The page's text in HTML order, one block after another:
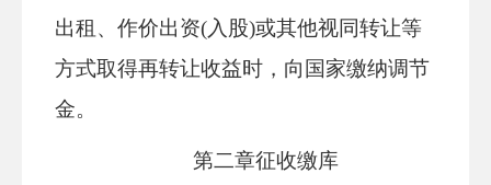
出租、作价出资(入股)或其他视同转让等
方式取得再转让收益时，向国家缴纳调节
金。
第二章征收缴库